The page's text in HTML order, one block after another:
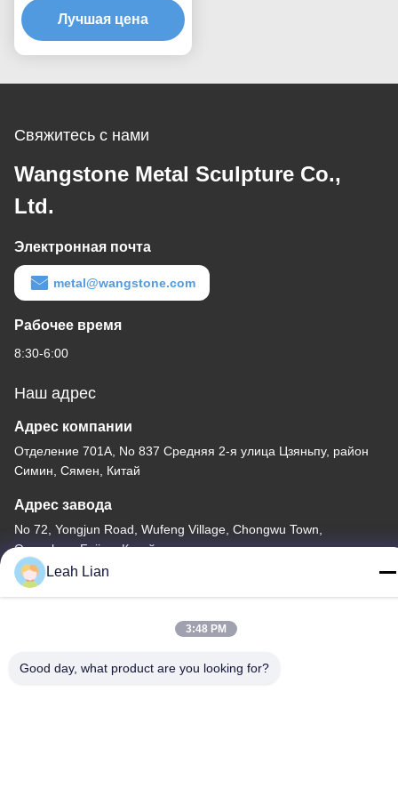
общественное
искусство Скульптура из
Лучшая цена
Свяжитесь с нами
Wangstone Metal Sculpture Co.,
Ltd.
Электронная почта
metal@wangstone.com
Рабочее время
8:30-6:00
Наш адрес
Адрес компании
Отделение 701A, No 837 Средняя 2-я улица Цзяньпу, район
Симин, Сямен, Китай
Адрес завода
No 72, Yongjun Road, Wufeng Village, Chongwu Town,
Quanzhou, Fujian, Китай
Телефон
Leah Lian
3:48 PM
Good day, what product are you looking for?